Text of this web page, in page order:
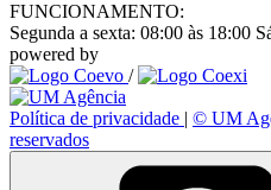
FUNCIONAMENTO:
Segunda a sexta: 08:00 às 18:00
powered by
/
Política de privacidade | © UM
reservados